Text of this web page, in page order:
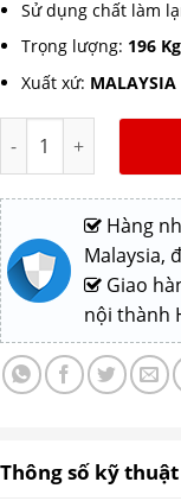
Sử dụng chất làm
Trọng lượng: 196 Kg
Xuất xứ: MALAYSIA
Hàng
Malaysia,
Giao
nội thành
Thông số kỹ thuật